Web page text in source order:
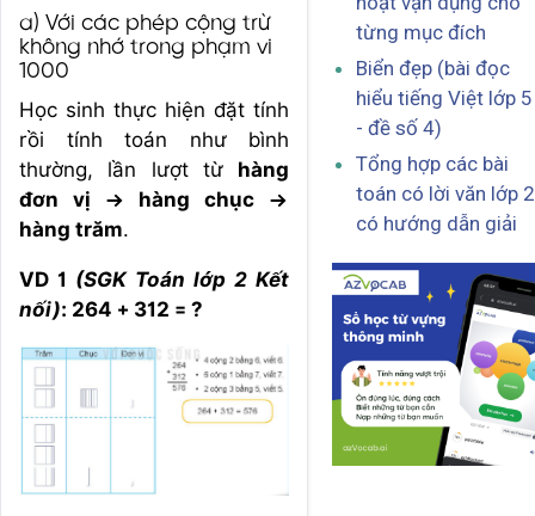
a) Với các phép cộng trừ
không nhớ trong phạm vi
1000
Học sinh thực hiện đặt tính
rồi tính toán như bình
thường, lần lượt từ hàng
đơn vị → hàng chục →
hàng trăm.
VD 1 (SGK Toán lớp 2 Kết
nối): 264 + 312 = ?
từng mục đích
Biển đẹp (bài đọc
hiểu tiếng Việt lớp 5
- đề số 4)
Tổng hợp các bài
toán có lời văn lớp 2
có hướng dẫn giải